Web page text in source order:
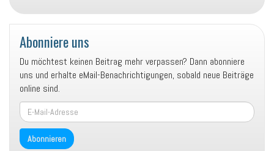
S
a
t
z
z
e
i
c
B
l
o
g
S
a
t
z
s
a
t
z
z
e
i
c
Abonniere uns
Du möchtest keinen Beitrag mehr verpassen? Dann abonniere
uns und erhalte eMail-Benachrichtigungen, sobald neue Beiträge
online sind.
Mail-
Adresse
Abonnieren